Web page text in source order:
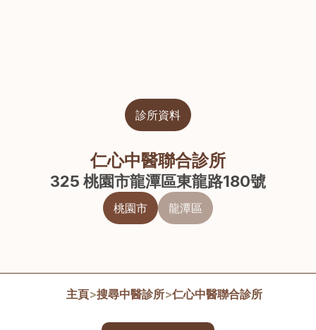
診所資料
仁心中醫聯合診所
325 桃園市龍潭區東龍路180號
桃園市 龍潭區
主頁>搜尋中醫診所>仁心中醫聯合診所